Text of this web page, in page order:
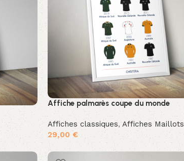
Affiche palmarès coupe du monde
Affiches classiques,Affiches Maillots
29,00 €
Ajouter au panier